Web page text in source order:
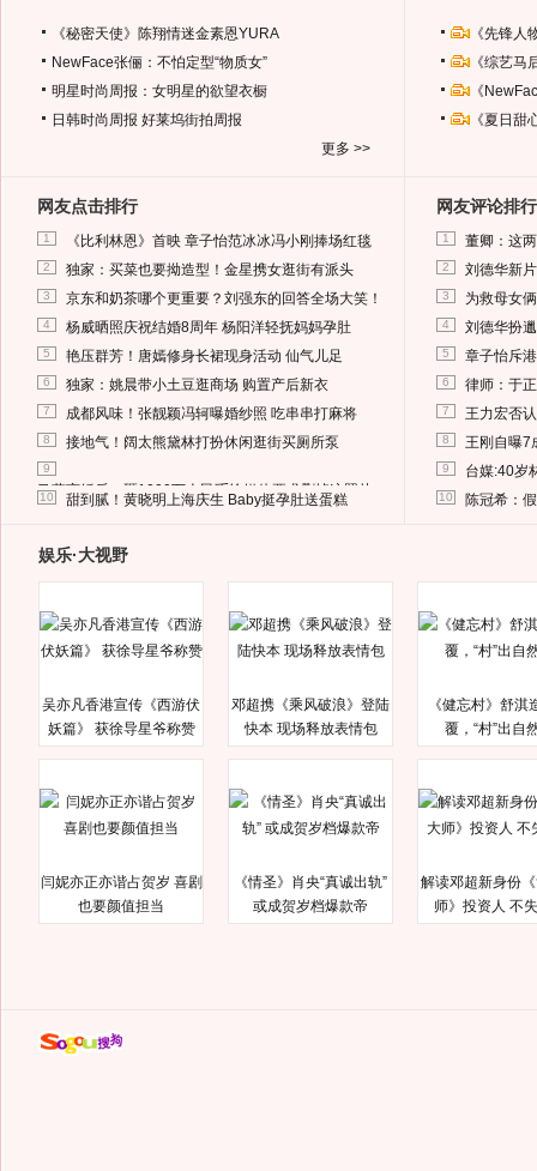
《秘密天使》陈翔情迷金素恩YURA
NewFace张俪：不怕定型“物质女”
明星时尚周报：女明星的欲望衣橱
日韩时尚周报 好莱坞街拍周报
更多 >>
《先锋
《综艺
《
《夏日
网友点击排行
1 《比利林恩》首映 章子怡范冰冰冯小刚捧场红毯
2 独家：买菜也要拗造型！金星携女逛街有派头
3 京东和奶茶哪个更重要？刘强东的回答全场大笑！
4 杨威晒照庆祝结婚8周年 杨阳洋轻抚妈妈孕肚
5 艳压群芳！唐嫣修身长裙现身活动 仙气儿足
6 独家：姚晨带小土豆逛商场 购置产后新衣
7 成都风味！张靓颖冯轲曝婚纱照 吃串串打麻将
8 接地气！阔太熊黛林打扮休闲逛街买厕所泵
9
马蓉离婚后，砸1000万人民币给媒体要求删掉这照片
10 甜到腻！黄晓明上海庆生 Baby挺孕肚送蛋糕
网友评论排行
1 董卿：这
2 刘德华新
3 为救母女
4 刘德华扮
5 章子怡斥
6 律师：于
7 王力宏否
8 王刚自曝7
9 台媒:40岁
10 陈冠希：
娱乐·大视野
吴亦凡香港宣传《西游伏
妖篇》 获徐导星爷称赞
邓超携《乘风破浪》登陆
快本 现场释放表情包
《健忘村》舒淇
覆，“村”出自
闫妮亦正亦谐占贺岁 喜剧
也要颜值担当
《情圣》肖央“真诚出轨”
或成贺岁档爆款帝
解读邓超新身份
师》投资人 不